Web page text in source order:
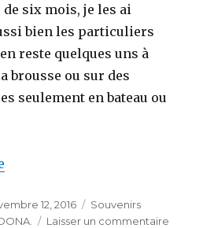
six mois, je les ai
bien les particuliers
reste quelques uns à
brousse ou sur des
seulement en bateau ou
12, 2016 Catégories
Souvenirs
Laisser un commentaire